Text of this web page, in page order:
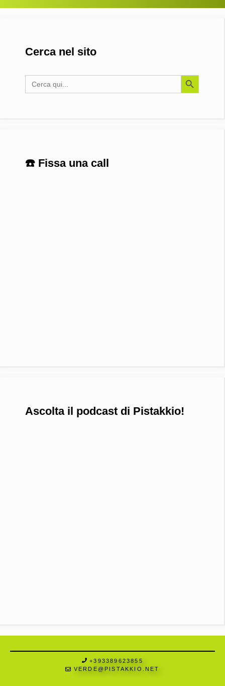
Cerca nel sito
Search
for:
Search Button
☎️ Fissa una call
Ascolta il podcast di Pistakkio!
+393389623855
VERDE@PISTAKKIO.NET